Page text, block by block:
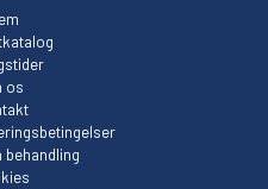
os
behandling